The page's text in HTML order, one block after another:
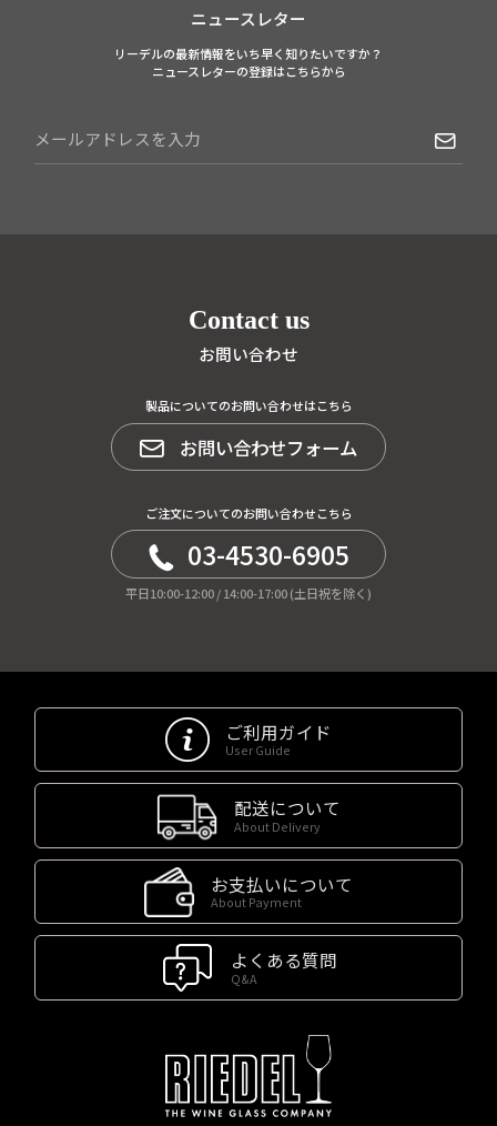
ニュースレター
リーデルの最新情報をいち早く知りたいですか？
ニュースレターの登録はこちらから
Contact us
お問い合わせ
製品についてのお問い合わせはこちら
お問い合わせフォーム
ご注文についてのお問い合わせこちら
03-4530-6905
平日10:00-12:00 / 14:00-17:00 (土日祝を除く)
ご利用ガイド
User Guide
配送について
About Delivery
お支払いについて
About Payment
よくある質問
Q&A